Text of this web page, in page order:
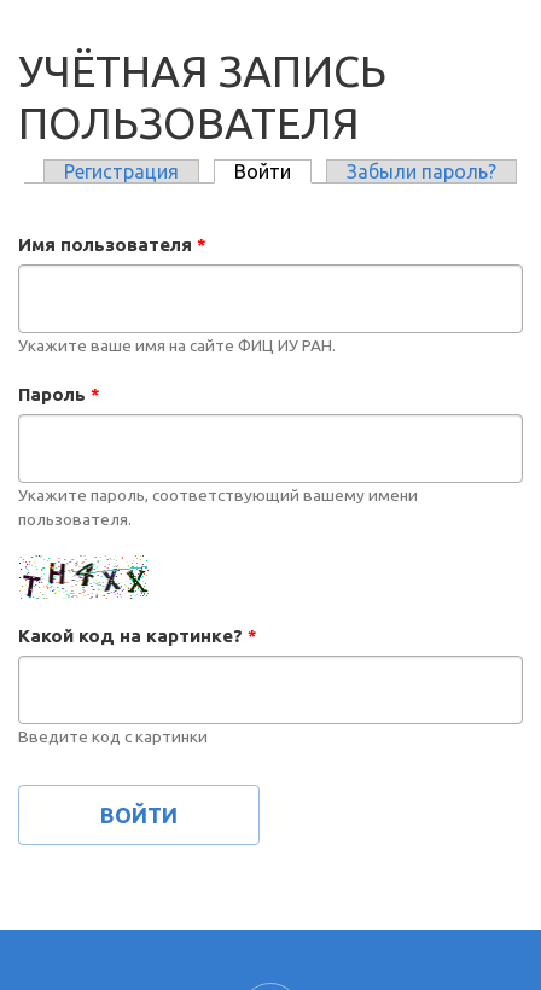
УЧЁТНАЯ ЗАПИСЬ
ПОЛЬЗОВАТЕЛЯ
Регистрация Войти (активная вкладка)
Забыли пароль?
Имя пользователя *
Укажите ваше имя на сайте ФИЦ ИУ РАН.
Пароль *
Укажите пароль, соответствующий вашему имени
пользователя.
Какой код на картинке? *
Введите код с картинки